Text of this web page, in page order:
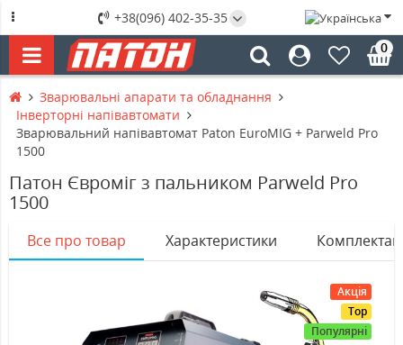
+38(096) 402-35-35
0
Зварювальні апарати та обладнання
Інверторні напівавтомати
Зварювальний напівавтомат Paton EuroMIG + Parweld Pro
1500
Патон Євроміг з пальником Parweld Pro
1500
Все про товар Характеристики
Акція
Top
Популярні